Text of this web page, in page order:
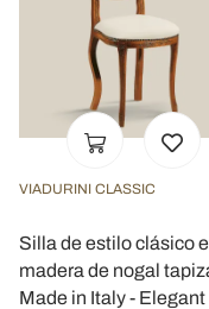
VIADURINI CLASSIC
Silla de estilo clásico
madera de nogal
Made in Italy - Elegant